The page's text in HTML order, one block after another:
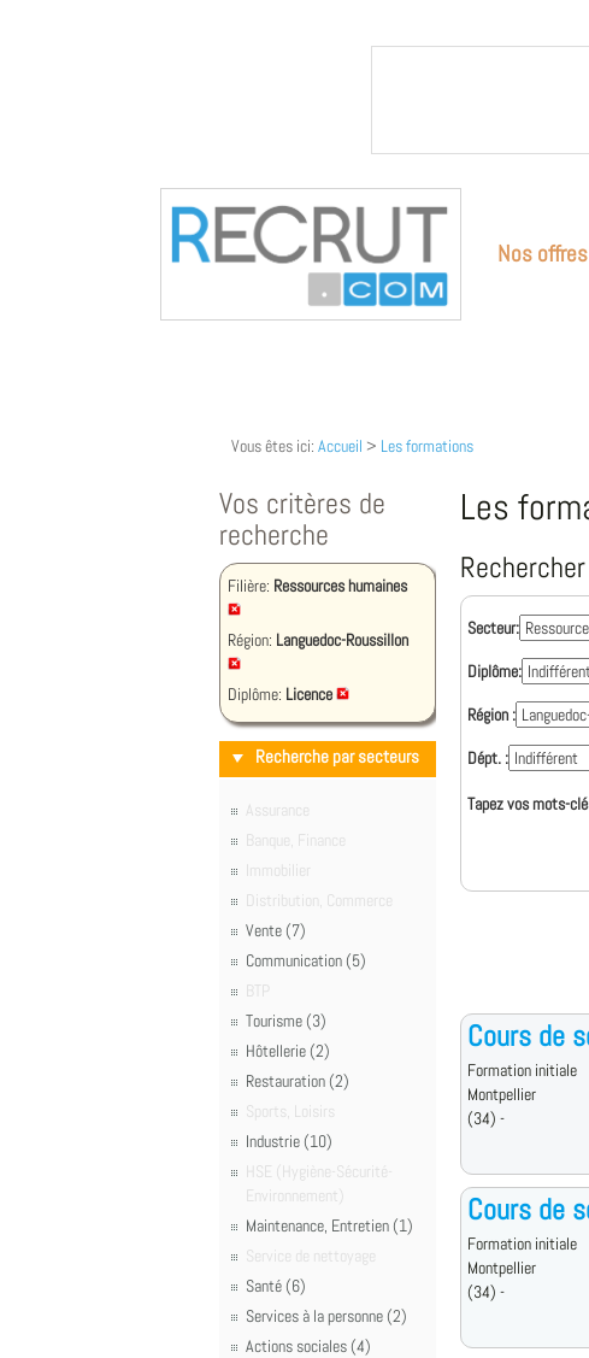
Nos offres
Vous êtes ici: Accueil > Les formations
Vos critères de
recherche
Filière: Ressources humaines
Région: Languedoc-Roussillon
Diplôme: Licence
Recherche par secteurs
Assurance
Banque, Finance
Immobilier
Distribution, Commerce
Vente (7)
Communication (5)
BTP
Tourisme (3)
Hôtellerie (2)
Restauration (2)
Sports, Loisirs
Industrie (10)
HSE (Hygiène-Sécurité-
Environnement)
Maintenance, Entretien (1)
Service de nettoyage
Santé (6)
Services à la personne (2)
Actions sociales (4)
Les
Secteur:
Diplôme:
Région :
Dépt. :
Tapez vos mots-
Cours de
Formation initiale
Montpellier
(34) -
Cours de
Formation initiale
Montpellier
(34) -